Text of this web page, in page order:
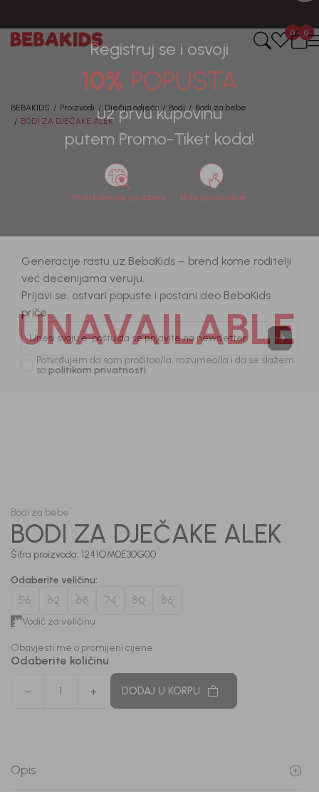
0
0
BEBAKIDS Proizvodi Dječija odjeća Bodi
Bodi za bebe
BODI ZA DJEČAKE ALEK
UNAVAILABLE
Bodi za bebe
BODI ZA DJEČAKE ALEK
Šifra proizvoda: 1241OM0E30G00
Odaberite veličinu:
56 62 68 74 80 86
Vodič za veličinu
Obavjesti me o promijeni cijene
Odaberite količinu
DODAJ U KORPU
Opis
Registruj se i osvoji
10%POPUSTA
uz prvu kupovinu
putem Promo-Tiket koda!
Generacije rastu uz BebaKids – brend kome roditelji
već decenijama veruju.
Prijavi se, ostvari popuste i postani deo BebaKids
priče.
Unesi svoju e-poštu da se prijavite na newsletter.